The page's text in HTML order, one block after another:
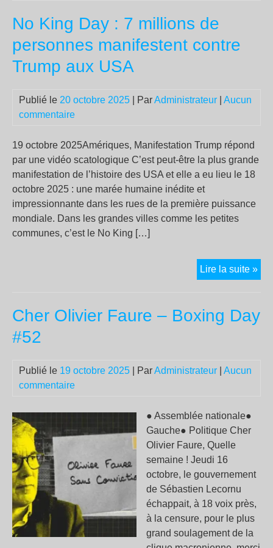
No King Day : 7 millions de
personnes manifestent contre
Trump aux USA
Publié le 20 octobre 2025 | ParAdministrateur
Aucun
commentaire
19 octobre 2025Amériques, Manifestation Trump répond
par une vidéo scatologique C’est peut-être la plus grande
manifestation de l’histoire des USA et elle a eu lieu le 18
octobre 2025 : une marée humaine inédite et
impressionnante dans les rues de la première puissance
mondiale. Dans les grandes villes comme les petites
communes, c’est le No King […]
Lire la suite »No
:
Cher Olivier Faure – Boxing Day
#52
Publié le 19 octobre 2025 | ParAdministrateur
Aucun
commentaire
● Assemblée nationale●
Gauche● Politique Cher
Olivier Faure, Quelle
semaine ! Jeudi 16
octobre, le gouvernement
de Sébastien Lecornu
échappait, à 18 voix près,
à la censure, pour le plus
grand soulagement de la